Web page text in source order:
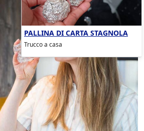
PALLINA DI CARTA STAGNOLA
Trucco a casa